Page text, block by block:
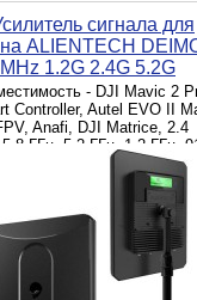
сигнала для
ALIENTECH
1.2G 2.4G 5.2G
VM (DMX-
EU)
- DJI Mavic 2
Controller, Autel EVO II
Anafi, DJI Matrice, 2.4
5.8 ГГц, 5.2 ГГц, 1.2 ГГц,